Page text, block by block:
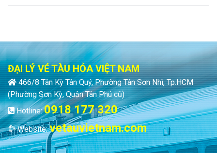
ĐẠI LÝ VÉ TÀU HỎA VIỆT NAM
466/8 Tân Kỳ Tân Quý, Phường Tân Sơn Nhì, Tp.HCM
(Phường Sơn Kỳ, Quận Tân Phú cũ)
Hotline:0918 177 320
Website:vetauvietnam.com